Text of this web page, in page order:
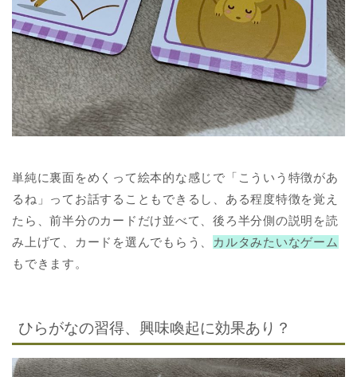
単純に裏面をめくって絵本的な感じで「こういう特徴があ
るね」ってお話することもできるし、ある程度特徴を覚え
たら、前半分のカードだけ並べて、後ろ半分側の説明を読
み上げて、カードを選んでもらう、
カルタみたいなゲーム
もできます。
ひらがなの習得、興味喚起に効果あり？